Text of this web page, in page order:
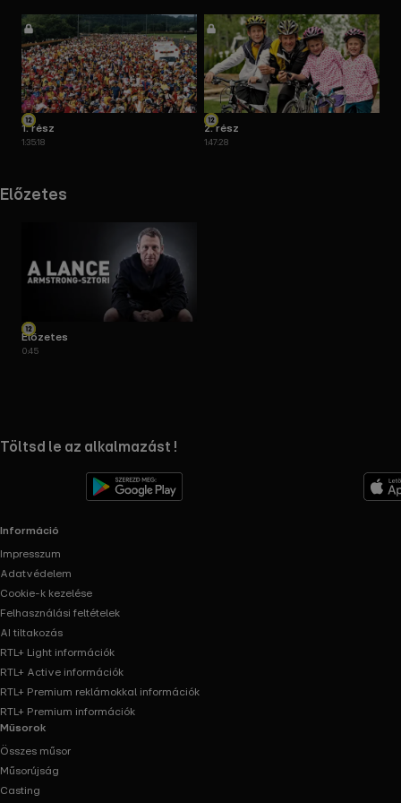
1. rész
1:35:18
2. rész
1:47:28
Előzetes
Előzetes
0:45
RTL+ useful links.
Töltsd le az alkalmazást !
Információ
Impresszum
Adatvédelem
Cookie-k kezelése
Felhasználási feltételek
AI tiltakozás
RTL+ Light információk
RTL+ Active információk
RTL+ Premium reklámokkal információk
RTL+ Premium információk
Műsorok
Összes műsor
Műsorújság
Casting